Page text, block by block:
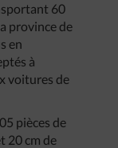
60
province de
en
à
voitures de
pièces de
20 cm de